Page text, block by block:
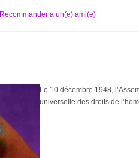
Recommander à un(e) ami(e)
Le 10 décembre 1948,
universelle des droits de